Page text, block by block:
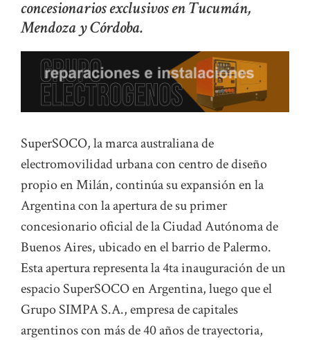
concesionarios exclusivos en Tucumán,
Mendoza y Córdoba.
SuperSOCO, la marca australiana de
electromovilidad urbana con centro de diseño
propio en Milán, continúa su expansión en la
Argentina con la apertura de su primer
concesionario oficial de la Ciudad Autónoma de
Buenos Aires, ubicado en el barrio de Palermo.
Esta apertura representa la 4ta inauguración de un
espacio SuperSOCO en Argentina, luego que el
Grupo SIMPA S.A., empresa de capitales
argentinos con más de 40 años de trayectoria,